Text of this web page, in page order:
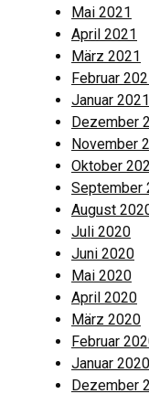
Mai 2021
April 2021
März 2021
Februar
Januar 2021
Dezember
November
Oktober
September
August
Juli 2020
Juni 2020
Mai 2020
April 2020
März 2020
Februar
Januar 2020
Dezember